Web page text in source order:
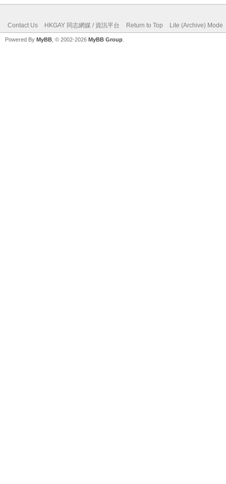
Contact Us HKGAY 同志網媒 / 資訊平台 Return to Top Lite (Archive) Mode
Powered By MyBB , © 2002-2026 MyBB Group